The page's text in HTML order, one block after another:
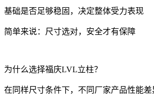
基础是否足够稳固，决定整体受力表现
简单来说：尺寸选对，安全才有保障
为什么选择福庆LVL立柱？
在同样尺寸条件下，不同厂家产品性能差